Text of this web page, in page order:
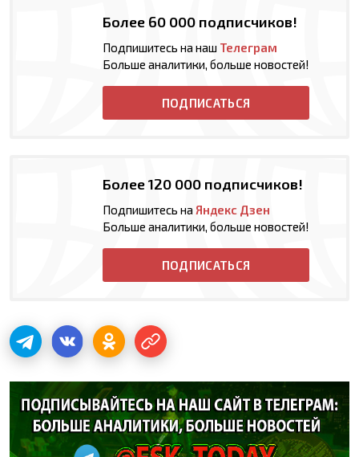
Более 60 000 подписчиков!
Подпишитесь на наш Телеграм
Больше аналитики, больше новостей!
ПОДПИСАТЬСЯ
Более 120 000 подписчиков!
Подпишитесь на Яндекс Дзен
Больше аналитики, больше новостей!
ПОДПИСАТЬСЯ